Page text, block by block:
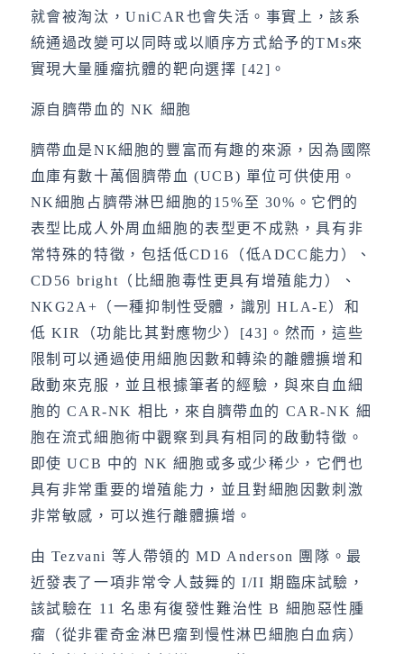
就會被淘汰，UniCAR也會失活。事實上，該系
統通過改變可以同時或以順序方式給予的TMs來
實現大量腫瘤抗體的靶向選擇 [42]。
源自臍帶血的 NK 細胞
臍帶血是NK細胞的豐富而有趣的來源，因為國際
血庫有數十萬個臍帶血 (UCB) 單位可供使用。
NK細胞占臍帶淋巴細胞的15%至 30%。它們的
表型比成人外周血細胞的表型更不成熟，具有非
常特殊的特徵，包括低CD16（低ADCC能力）、
CD56 bright（比細胞毒性更具有增殖能力）、
NKG2A+（一種抑制性受體，識別 HLA-E）和
低 KIR（功能比其對應物少）[43]。然而，這些
限制可以通過使用細胞因數和轉染的離體擴增和
啟動來克服，並且根據筆者的經驗，與來自血細
胞的 CAR-NK 相比，來自臍帶血的 CAR-NK 細
胞在流式細胞術中觀察到具有相同的啟動特徵。
即使 UCB 中的 NK 細胞或多或少稀少，它們也
具有非常重要的增殖能力，並且對細胞因數刺激
非常敏感，可以進行離體擴增。
由 Tezvani 等人帶領的 MD Anderson 團隊。最
近發表了一項非常令人鼓舞的 I/II 期臨床試驗，
該試驗在 11 名患有復發性難治性 B 細胞惡性腫
瘤（從非霍奇金淋巴瘤到慢性淋巴細胞白血病）